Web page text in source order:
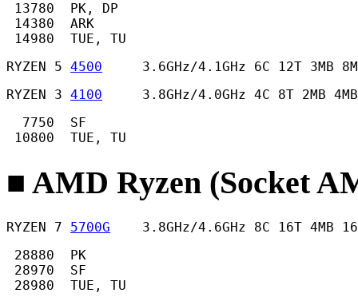
13780  PK, DP
14380  ARK
14980  TUE, TU
RYZEN 5 4500
3.6GHz/4.1GHz 6C 12T 3MB
RYZEN 3 4100
3.8GHz/4.0GHz 4C 8T 2MB
  7750  SF
10800  TUE, TU
■ AMD Ryzen (Socket
RYZEN 7 5700G
3.8GHz/4.6GHz 8C 16T 4MB
28880  PK
28970  SF
28980  TUE, TU